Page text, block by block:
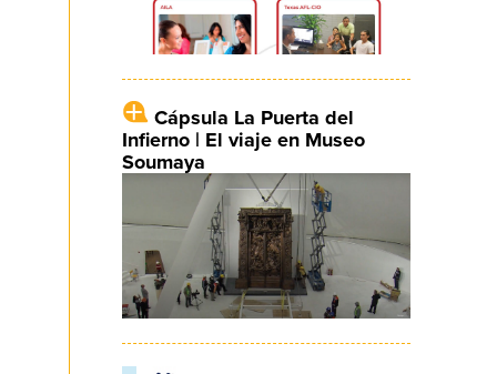
Cápsula La Puerta del
Infierno | El viaje en Museo
Soumaya